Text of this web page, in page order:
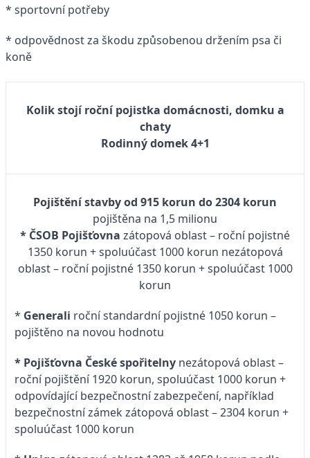
* sportovní potřeby
* odpovědnost za škodu způsobenou držením psa či
koně
Kolik stojí roční pojistka domácnosti, domku a
chaty
Rodinný domek 4+1
Pojištění stavby od 915 korun do 2304 korun
pojištěna na 1,5 milionu
* ČSOB Pojišťovna zátopová oblast – roční pojistné
1350 korun + spoluúčast 1000 korun nezátopová
oblast – roční pojistné 1350 korun + spoluúčast 1000
korun
* Generali roční standardní pojistné 1050 korun –
pojištěno na novou hodnotu
* Pojišťovna České spořitelny nezátopová oblast –
roční pojištění 1920 korun, spoluúčast 1000 korun +
odpovídající bezpečnostní zabezpečení, například
bezpečnostní zámek zátopová oblast – 2304 korun +
spoluúčast 1000 korun